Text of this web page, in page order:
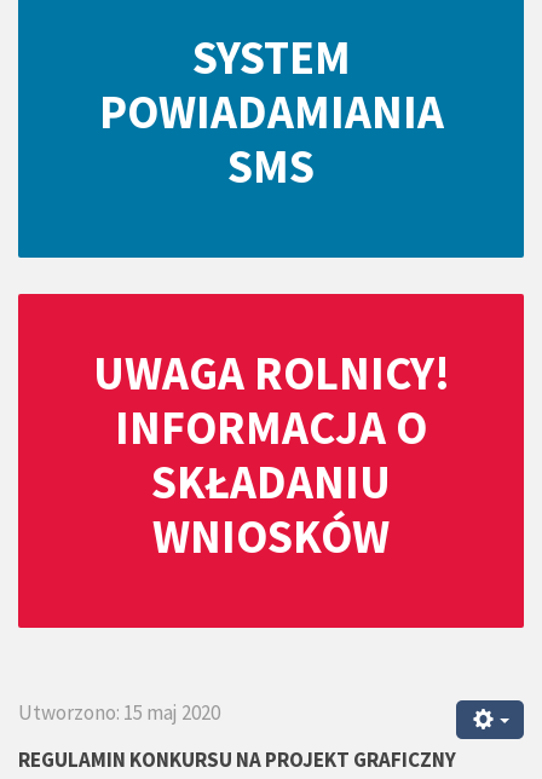
SYSTEM
POWIADAMIANIA
SMS
UWAGA ROLNICY!
INFORMACJA O
SKŁADANIU
WNIOSKÓW
Utworzono: 15 maj 2020
REGULAMIN KONKURSU NA PROJEKT GRAFICZNY